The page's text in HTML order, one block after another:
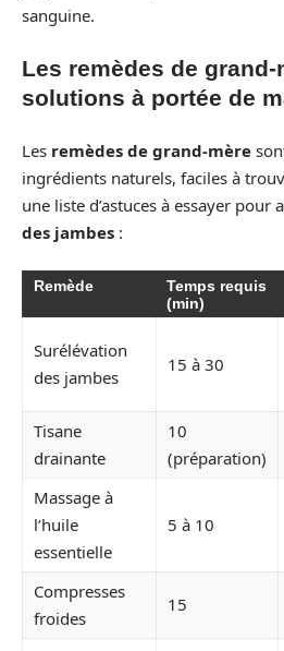
sanguine.
Les remèdes de grand-
solutions à portée de
Les remèdes de grand-mère
ingrédients naturels, faciles à
une liste d’astuces à essayer pour
des jambes :
Remède
Temps requis
(min)
Surélévation
des jambes
15 à 30
Tisane
drainante
10
(préparation)
Massage à
l’huile
essentielle
5 à 10
Compresses
froides
15